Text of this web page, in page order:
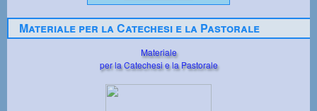
Materiale per la Catechesi e la Pastorale
Materiale
per la Catechesi e la Pastorale